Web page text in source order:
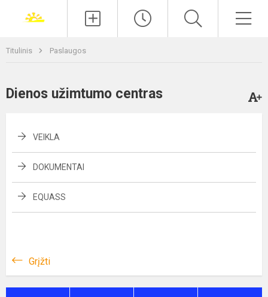
Titulinis Paslaugos
Dienos užimtumo centras
VEIKLA
DOKUMENTAI
EQUASS
Grįžti